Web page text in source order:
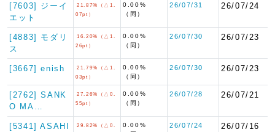
[7603] ジーイ
エット
21.87%（△1.
07pt）
0.00%
（同）
26/07/31 26/07/24
[4883] モダリ
ス
16.20%（△1.
26pt）
0.00%
（同）
26/07/30 26/07/23
[3667] enish
21.79%（△1.
03pt）
0.00%
（同）
26/07/30 26/07/23
[2762] SANK
O MA…
27.26%（△0.
55pt）
0.00%
（同）
26/07/28 26/07/21
[5341] ASAHI
29.82%（△0.
0.00%
26/07/24 26/07/16